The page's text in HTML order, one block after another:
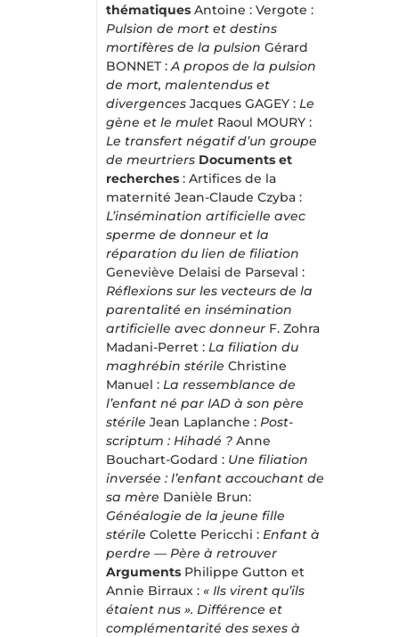
thématiques Antoine : Vergote :
Pulsion de mort et destins
mortifères de la pulsion Gérard
BONNET :A propos de la pulsion
de mort, malentendus et
divergences Jacques GAGEY : Le
gène et le mulet Raoul MOURY :
Le transfert négatif d’un groupe
de meurtriers Documents et
recherches: Artifices de la
maternité Jean-Claude Czyba :
L’insémination artificielle avec
sperme de donneur et la
réparation du lien de filiation
Geneviève Delaisi de Parseval :
Réflexions sur les vecteurs de la
parentalité en insémination
artificielle avec donneur F. Zohra
Madani-Perret : La filiation du
maghrébin stérile Christine
Manuel : La ressemblance de
l’enfant né par IAD à son père
stérile Jean Laplanche : Post-
scriptum : Hihadé ? Anne
Bouchart-Godard : Une filiation
inversée : l’enfant accouchant de
sa mère Danièle Brun:
Généalogie de la jeune fille
stérile Colette Pericchi : Enfant à
perdre — Père à retrouver
Arguments Philippe Gutton et
Annie Birraux : « Ils virent qu’ils
étaient nus ». Différence et
complémentarité des sexes à